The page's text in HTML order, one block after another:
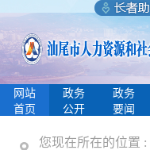
网站
首页
政务
公开
政务
要闻
您现在所在的位置 :